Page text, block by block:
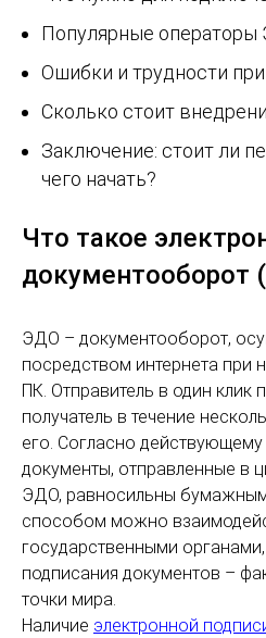
Популярные
Ошибки и трудности
Сколько стоит
Заключение: стоит ли
чего начать?
Что такое
документооборот
ЭДО – документооборот,
посредством интернета при
ПК. Отправитель в один клик
получатель в течение
его. Согласно действующему
документы, отправленные в
ЭДО, равносильны
способом можно
государственными
подписания документов –
точки мира.
Наличие электронной